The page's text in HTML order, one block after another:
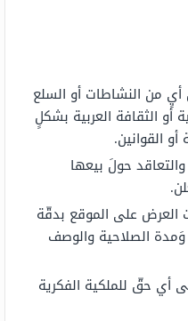
أيٍ من النشاطات أو السلع
أو الثقافة العربية بشكلٍ
القوانين.
حولَ بيعها
العرض على الموقع بدقّة
الصلاحية والوصف
أي حقّ للملكية الفكرية